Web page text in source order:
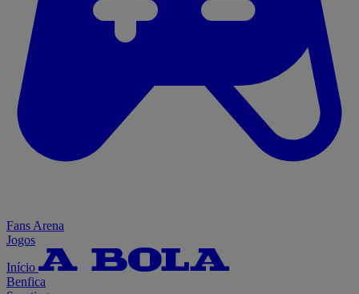
Fans Arena
Jogos
Início
Benfica